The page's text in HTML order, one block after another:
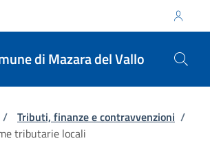
di Mazara del Vallo
pane
/ Tributi, finanze e contravvenzioni /
tributarie locali